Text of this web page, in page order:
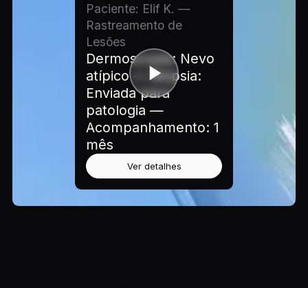
Paciente: Elif K. —
Rastreamento de
Lesões
Dermoscopia: Nevo
atípico — Biópsia:
Enviada para
patologia —
Acompanhamento: 1
mês
Ver detalhes